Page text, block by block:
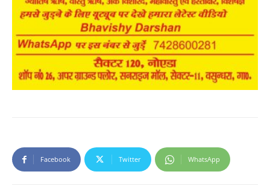
Facebook Twitter WhatsApp